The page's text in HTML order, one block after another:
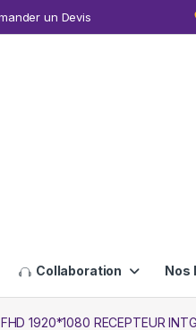
un Devis
Collaboration Nos
1920*1080 RECEPTEUR